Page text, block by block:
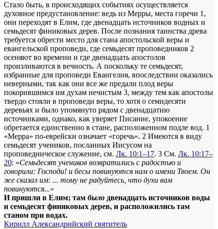
Стало быть, в происходящих событиях осуществляется
духовное предустановление: ведь из Мерры, места горечи 1 ,
они переходят в Елим, где двенадцать источников водных и
семьдесят финиковых дерев. После познания таинства древа
требуется обрести место для стана апостольской веры и
евангельской проповеди, где семьдесят проповедников 2
осеняют во времени и где двенадцать апостолов
произливаются в вечность. А поскольку те семьдесят,
избранные для проповеди Евангелия, впоследствии оказались
неверными, так как они все же предали плод веры
покорившимся им духам нечистым 3, между тем как апостолы
твердо стояли в проповеди веры, то хотя о семидесяти
деревьях и было упомянуто рядом с двенадцатию
источниками, однако, как уверяет Писание, упокоение
обретается единственно в стане, расположенном подле вод. 1
«Мерра» по-еврейски означает «горечь». 2 Имеются в виду
семьдесят учеников, посланных Иисусом на
проповедническое служение, см. Лк. 10:1–17. 3 См. Лк. 10:17–
20: «Семьдесят учеников возвратились с радостью и
говорили: Господи! и бесы повинуются нам о имени Твоем. Он
же сказал им: ... тому не радуйтесь, что духи вам
повинуются...»
И пришли в Елим; там было двенадцать источников воды
и семьдесят финиковых дерев, и расположились там
станом при водах.
Кирилл Александрийский святитель